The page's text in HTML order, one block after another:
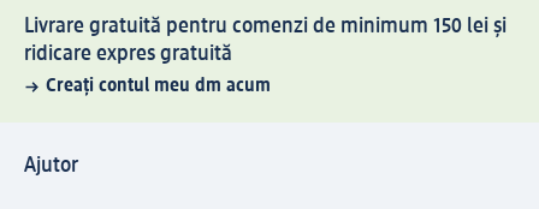
Livrare gratuită pentru comenzi de minimum 150 lei și
ridicare expres gratuită
Creați contul meu dm acum
Ajutor